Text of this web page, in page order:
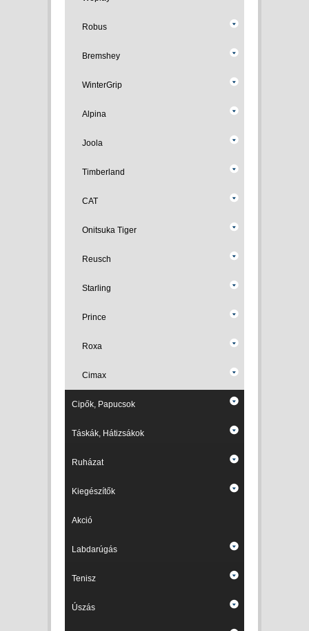
Robus
Bremshey
WinterGrip
Alpina
Joola
Timberland
CAT
Onitsuka Tiger
Reusch
Starling
Prince
Roxa
Cimax
Cipők, Papucsok
Táskák, Hátizsákok
Ruházat
Kiegészítők
Akció
Labdarúgás
Tenisz
Úszás